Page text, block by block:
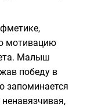
мотивацию
Малыш
победу в
запоминается